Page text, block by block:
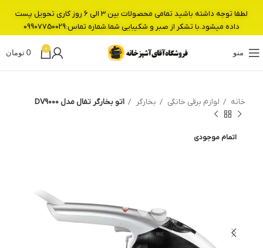
منو
0
0 تومان
خانه لوازم برقی خانگی بخارگر اتو بخارگر تفال مدل DV9000
اتمام موجودی
لطفا توجه داشته باشید تمامی محصولات بین 3 الی 6 روز کاری تحویل پست
داده میشود.با تشکر از صبر و شکیبایی شما.شماره تماس:09907750029